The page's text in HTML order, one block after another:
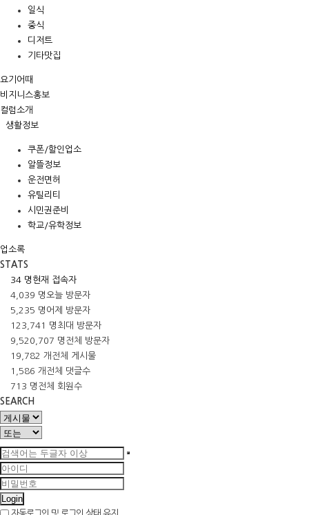
일식
중식
디저트
기타맛집
요기어때
비지니스홍보
컬럼소개
생활정보
쿠폰/할인업소
알뜰정보
운전면허
유틸리티
시민권준비
학교/유학정보
업소록
STATS
34 명 현재 접속자
4,039 명오늘 방문자
5,235 명 어제 방문자
123,741 명 최대 방문자
9,520,707 명 전체 방문자
19,782 개 전체 게시물
1,586 개 전체 댓글수
713 명 전체 회원수
SEARCH
Login